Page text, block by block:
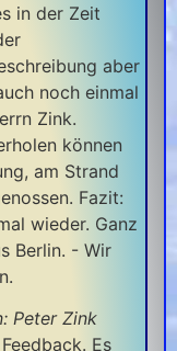
in der Zeit
aber
noch einmal
Zink.
können
am Strand
Fazit:
wieder. Ganz
Berlin. - Wir
Peter Zink
Es